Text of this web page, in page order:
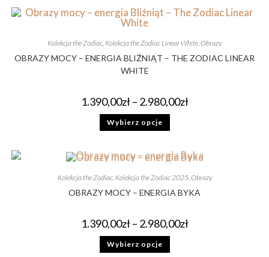
Kolekcja the Zodiac Kolekcja the Zodiac Linear White Obrazy
OBRAZY MOCY – ENERGIA BLIŹNIĄT – THE ZODIAC LINEAR
WHITE
1.390,00zł – 2.980,00zł
Wybierz opcje
Kolekcja the Zodiac, Kolekcja the Zodiac 2025, Obrazy
OBRAZY MOCY – ENERGIA BYKA
1.390,00zł – 2.980,00zł
Wybierz opcje